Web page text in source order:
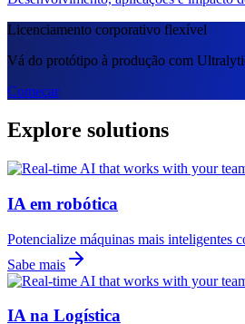
Licenciamento corporativo flexível
Vá do protótipo à produção com
Começar
Explore solutions
IA em robótica
Potencialize máquinas mais inteligentes
Sabe mais
IA na Logística